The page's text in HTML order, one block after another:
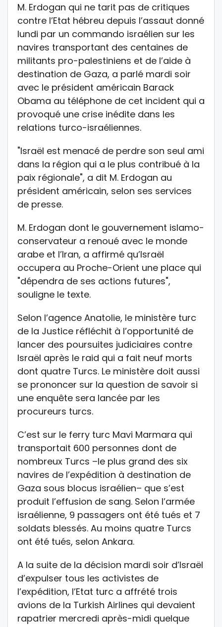
M. Erdogan qui ne tarit pas de critiques
contre l’Etat hébreu depuis l’assaut donné
lundi par un commando israélien sur les
navires transportant des centaines de
militants pro-palestiniens et de l’aide à
destination de Gaza, a parlé mardi soir
avec le président américain Barack
Obama au téléphone de cet incident qui a
provoqué une crise inédite dans les
relations turco-israéliennes.
"Israël est menacé de perdre son seul ami
dans la région qui a le plus contribué à la
paix régionale", a dit M. Erdogan au
président américain, selon ses services
de presse.
M. Erdogan dont le gouvernement islamo-
conservateur a renoué avec le monde
arabe et l’Iran, a affirmé qu’Israël
occupera au Proche-Orient une place qui
"dépendra de ses actions futures",
souligne le texte.
Selon l’agence Anatolie, le ministère turc
de la Justice réfléchit à l’opportunité de
lancer des poursuites judiciaires contre
Israël après le raid qui a fait neuf morts
dont quatre Turcs. Le ministère doit aussi
se prononcer sur la question de savoir si
une enquête sera lancée par les
procureurs turcs.
C’est sur le ferry turc Mavi Marmara qui
transportait 600 personnes dont de
nombreux Turcs –le plus grand des six
navires de l’expédition à destination de
Gaza sous blocus israélien– que s’est
produit l’effusion de sang. Selon l’armée
israélienne, 9 passagers ont été tués et 7
soldats blessés. Au moins quatre Turcs
ont été tués, selon Ankara.
A la suite de la décision mardi soir d’Israël
d’expulser tous les activistes de
l’expédition, l’Etat turc a affrété trois
avions de la Turkish Airlines qui devaient
rapatrier mercredi après-midi quelque